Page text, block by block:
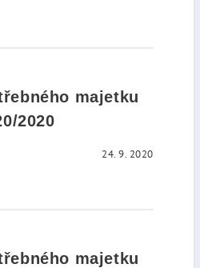
majetku
2020
24. 9. 2020
majetku